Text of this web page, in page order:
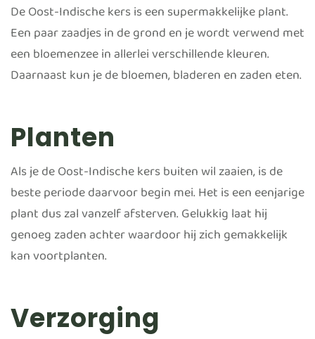
De Oost-Indische kers is een supermakkelijke plant.
Een paar zaadjes in de grond en je wordt verwend met
een bloemenzee in allerlei verschillende kleuren.
Daarnaast kun je de bloemen, bladeren en zaden eten.
Planten
Als je de Oost-Indische kers buiten wil zaaien, is de
beste periode daarvoor begin mei. Het is een eenjarige
plant dus zal vanzelf afsterven. Gelukkig laat hij
genoeg zaden achter waardoor hij zich gemakkelijk
kan voortplanten.
Verzorging